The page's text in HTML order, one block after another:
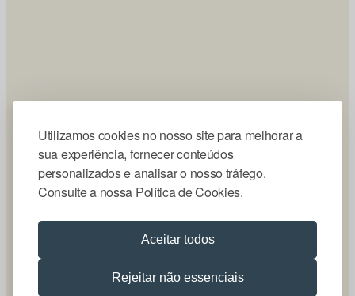
Utilizamos cookies no nosso site para melhorar a
sua experiência, fornecer conteúdos
personalizados e analisar o nosso tráfego.
Consulte a nossa Política de Cookies.
Aceitar todos
Rejeitar não essenciais